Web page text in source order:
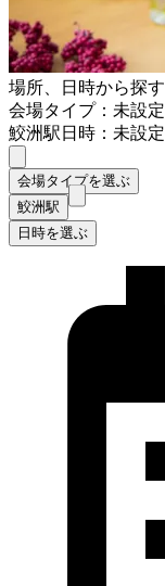
場所、日時から探す
会場タイプ：未設定
鮫洲駅日時：未設定
会場タイプを選ぶ
鮫洲駅
日時を選ぶ